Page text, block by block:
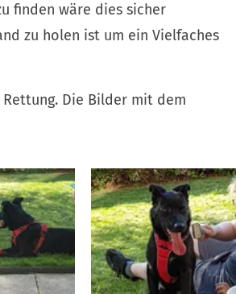
finden wäre dies sicher
zu holen ist um ein Vielfaches
Die Bilder mit dem